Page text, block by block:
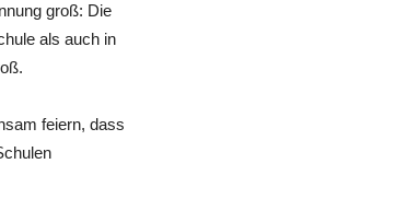
groß: Die
als auch in
feiern, dass